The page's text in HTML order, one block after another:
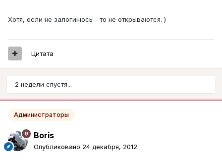
Хотя, если не залогинюсь - то не открываются. )
Цитата
2 недели спустя...
Администраторы
Boris
Опубликовано 24 декабря, 2012